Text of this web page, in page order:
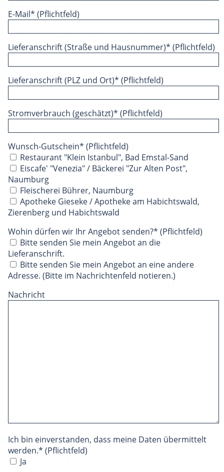
E-Mail* (Pflichtfeld)
Lieferanschrift (Straße und Hausnummer)* (Pflichtfeld)
Lieferanschrift (PLZ und Ort)* (Pflichtfeld)
Stromverbrauch (geschätzt)* (Pflichtfeld)
Wunsch-Gutschein* (Pflichtfeld)
Restaurant "Klein Istanbul", Bad Emstal-Sand
Eiscafe' "Venezia" / Bäckerei "Zur Alten Post",
Naumburg
Fleischerei Bührer, Naumburg
Apotheke Gieseke / Apotheke am Habichtswald,
Zierenberg und Habichtswald
Wohin dürfen wir Ihr Angebot senden?* (Pflichtfeld)
Bitte senden Sie mein Angebot an die
Lieferanschrift.
Bitte senden Sie mein Angebot an eine andere
Adresse. (Bitte im Nachrichtenfeld notieren.)
Nachricht
Ich bin einverstanden, dass meine Daten übermittelt
werden.* (Pflichtfeld)
Ja